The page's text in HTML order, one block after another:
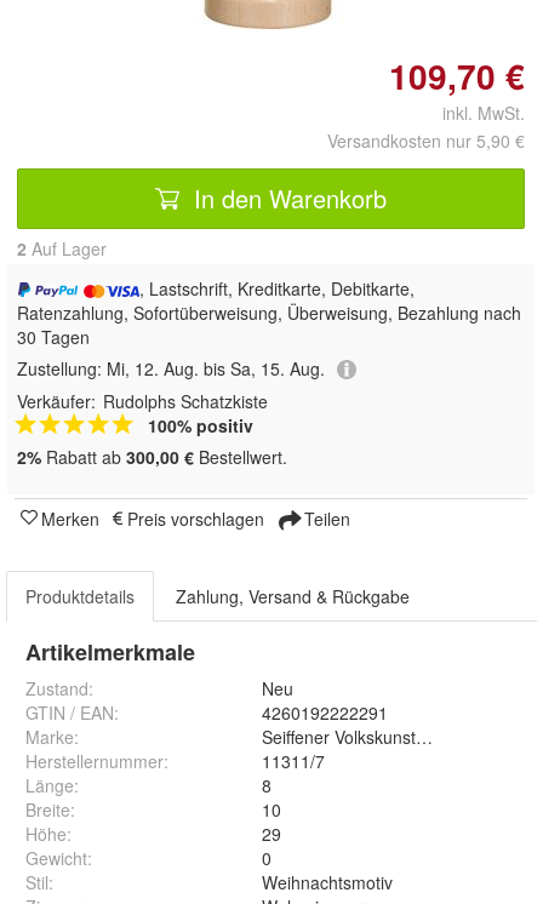
109,70 €
inkl. MwSt.
Versandkosten nur 5,90 €
In den Warenkorb
2 Auf Lager
, Lastschrift, Kreditkarte, Debitkarte,
Ratenzahlung, Sofortüberweisung, Überweisung, Bezahlung nach
30 Tagen
Zustellung: Mi, 12. Aug. bis Sa, 15. Aug.
Verkäufer: Rudolphs Schatzkiste
100% positiv
2% Rabatt ab 300,00 € Bestellwert.
Merken Preis vorschlagen Teilen
Produktdetails Zahlung, Versand & Rückgabe
Artikelmerkmale
Zustand:
Neu
GTIN / EAN:
4260192222291
Marke:
Seiffener Volkskunst eG
Herstellernummer:
11311/7
Länge:
8
Breite:
10
Höhe:
29
Gewicht:
0
Stil:
Weihnachtsmotiv